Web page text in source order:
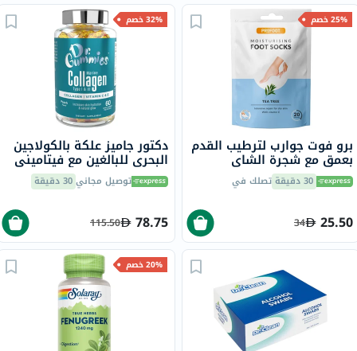
25% خصم
برو فوت جوارب لترطيب القدم
بعمق مع شجرة الشاي
وفيتامين E لإصلاح البشرة
الجافة،حزمه من زوج واحد
30 دقيقة تصلك في
25.50
34
32% خصم
دكتور جاميز علكة بالكولاجين
البحري للبالغين مع فيتاميني
ج وهـ، حزمة من 60
توصيل مجاني30 دقيقة
78.75
115.50
20% خصم